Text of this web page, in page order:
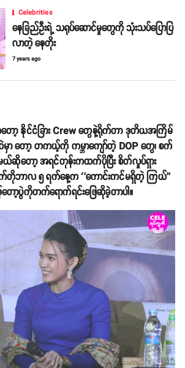
Celebrities
နေခြည်ဦးရဲ့ သရုပ်ဆောင်မှုတွေကို သုံးသပ်ပြောပြ
လာတဲ့ နေတိုး
7 years ago
ာ့ နိုင်ငံခြား Crew တွေနဲ့ရိုက်တာ ဒုတိယအကြိမ်
မှာ တော့ တကယ့်ကို ကမ္ဘာကျော်တဲ့ DOP တွေ၊ စက်
ယ်ဆိုတော့ အရင်တုန်းကထက်ပိုပြီး စိတ်လှုပ်ရှား
တိုဘာလ ၅ ရက်နေ့က ‘’ကောင်းကင်မရှိတဲ့ ကြယ်’’
ော့ပွဲကိုတက်ရောက်ရင်းဖြေဆိုခဲ့တာပါ။